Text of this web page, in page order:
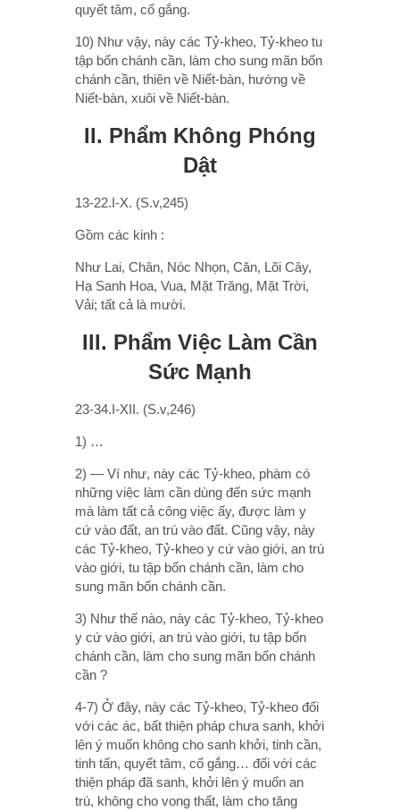
quyết tâm, cố gắng.
10) Như vậy, này các Tỷ-kheo, Tỷ-kheo tu
tập bốn chánh cần, làm cho sung mãn bốn
chánh cần, thiên về Niết-bàn, hướng về
Niết-bàn, xuôi về Niết-bàn.
II. Phẩm Không Phóng
Dật
13-22.I-X. (S.v,245)
Gồm các kinh :
Như Lai, Chân, Nóc Nhọn, Căn, Lõi Cây,
Hạ Sanh Hoa, Vua, Mặt Trăng, Mặt Trời,
Vải; tất cả là mười.
III. Phẩm Việc Làm Cần
Sức Mạnh
23-34.I-XII. (S.v,246)
1) …
2) — Ví như, này các Tỷ-kheo, phàm có
những việc làm cần dùng đến sức mạnh
mà làm tất cả công việc ấy, được làm y
cứ vào đất, an trú vào đất. Cũng vậy, này
các Tỷ-kheo, Tỷ-kheo y cứ vào giới, an trú
vào giới, tu tập bốn chánh cần, làm cho
sung mãn bốn chánh cần.
3) Như thế nào, này các Tỷ-kheo, Tỷ-kheo
y cứ vào giới, an trú vào giới, tu tập bốn
chánh cần, làm cho sung mãn bốn chánh
cần ?
4-7) Ở đây, này các Tỷ-kheo, Tỷ-kheo đối
với các ác, bất thiện pháp chưa sanh, khởi
lên ý muốn không cho sanh khởi, tinh cần,
tinh tấn, quyết tâm, cố gắng… đối với các
thiện pháp đã sanh, khởi lên ý muốn an
trú, không cho vong thất, làm cho tăng